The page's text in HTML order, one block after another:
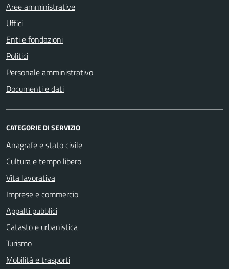
Aree amministrative
Uffici
Enti e fondazioni
Politici
Personale amministrativo
Documenti e dati
CATEGORIE DI SERVIZIO
Anagrafe e stato civile
Cultura e tempo libero
Vita lavorativa
Imprese e commercio
Appalti pubblici
Catasto e urbanistica
Turismo
Mobilità e trasporti